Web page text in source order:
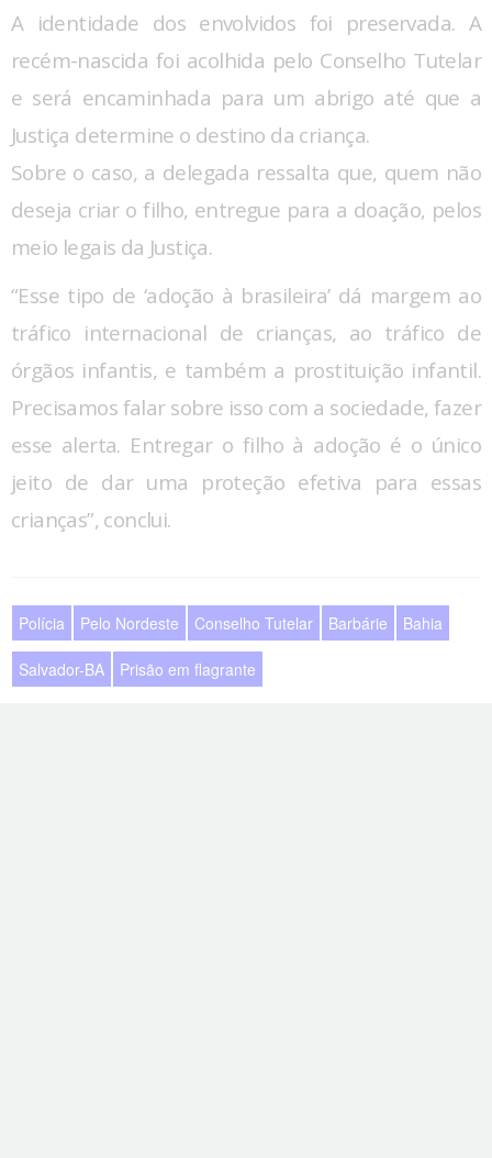
A identidade dos envolvidos foi preservada. A
recém-nascida foi acolhida pelo Conselho Tutelar
e será encaminhada para um abrigo até que a
Justiça determine o destino da criança.
Sobre o caso, a delegada ressalta que, quem não
deseja criar o filho, entregue para a doação, pelos
meio legais da Justiça.
“Esse tipo de ‘adoção à brasileira’ dá margem ao
tráfico internacional de crianças, ao tráfico de
órgãos infantis, e também a prostituição infantil.
Precisamos falar sobre isso com a sociedade, fazer
esse alerta. Entregar o filho à adoção é o único
jeito de dar uma proteção efetiva para essas
crianças”, conclui.
Polícia Pelo Nordeste Conselho Tutelar Barbárie Bahia
Salvador-BA Prisão em flagrante